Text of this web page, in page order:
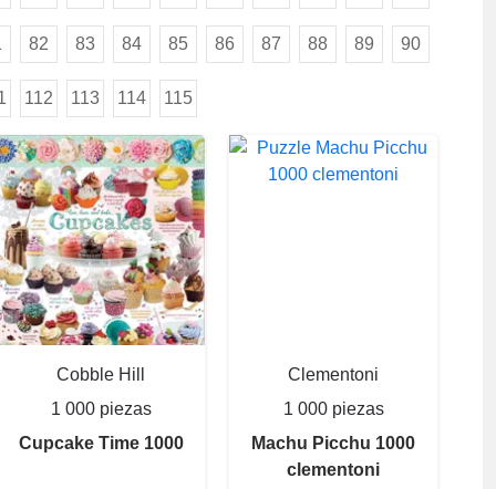
82 83 84 85 86 87 88 89 90
112 113 114 115
Cobble Hill
1 000 piezas
Cupcake Time 1000
Clementoni
1 000 piezas
Machu Picchu 1000
clementoni